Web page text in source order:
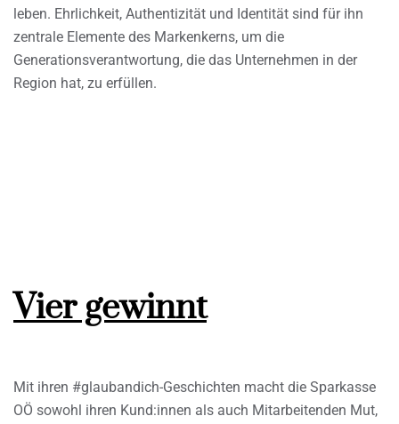
leben. Ehrlichkeit, Authentizität und Identität sind für ihn
zentrale Elemente des Markenkerns, um die
Generationsverantwortung, die das Unternehmen in der
Region hat, zu erfüllen.
Vier gewinnt
Mit ihren #glaubandich-Geschichten macht die Sparkasse
OÖ sowohl ihren Kund:innen als auch Mitarbeitenden Mut,